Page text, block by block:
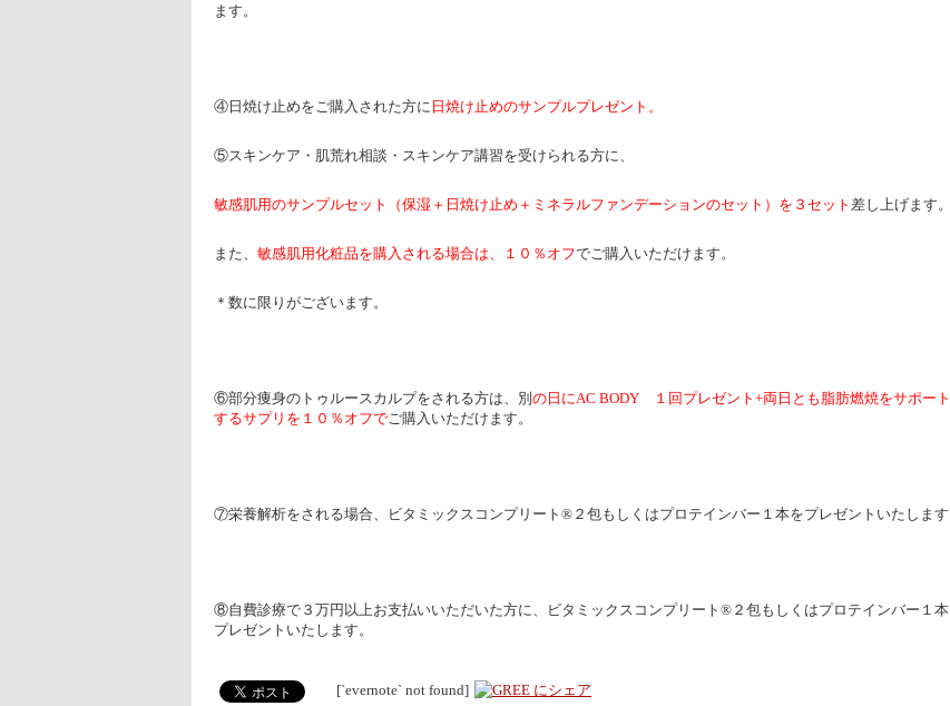
ます。
④日焼け止めをご購入された方に 日焼け止めのサンプルプレゼント。
⑤スキンケア・肌荒れ相談・スキンケア講習を受けられる方に、
敏感肌用のサンプルセット（保湿＋日焼け止め＋ミネラルファンデーションのセット）を３セット 差し上げます。
また、 敏感肌用化粧品を購入される場合は、１０％オフでご購入いただけます。
＊数に限りがございます。
⑥部分痩身のトゥルースカルプをされる方は、別 の日にAC BODY １回プレゼント+両日とも脂肪燃焼をサポート
するサプリを１０％オフで ご購入いただけます。
⑦栄養解析をされる場合、ビタミックスコンプリート®２包もしくはプロテインバー１本をプレゼントいたします
⑧自費診療で３万円以上お支払いいただいた方に、ビタミックスコンプリート®２包もしくはプロテインバー１本
プレゼントいたします。
[`evernote` not found]